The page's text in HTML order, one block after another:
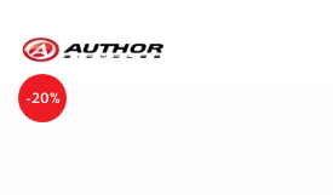
-20%